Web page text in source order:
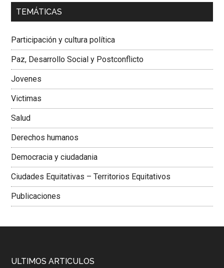
00:00 01:04
Dra. Carolina Corcho Mejía,Presidenta Corporación
Colombiana
TEMÁTICAS
Participación y cultura política
Paz, Desarrollo Social y Postconflicto
Jovenes
Victimas
Salud
Derechos humanos
Democracia y ciudadania
Ciudades Equitativas – Territorios Equitativos
Publicaciones
ULTIMOS ARTICULOS